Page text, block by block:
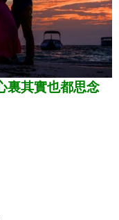
裏其實也都思念